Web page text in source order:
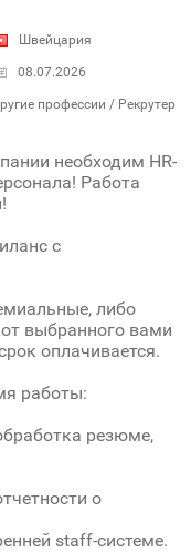
Швейцария
08.07.2026
профессии / Рекрутер
необходим HR-
Работа
с
либо
выбранного вами
оплачивается.
работы:
резюме,
о
staff-системе.